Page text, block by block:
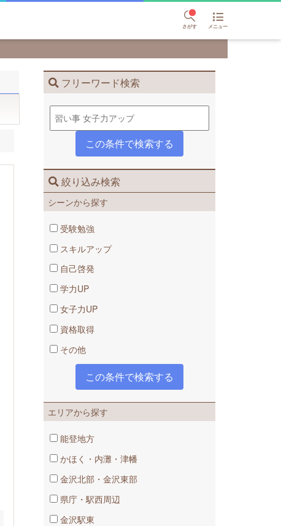
さがす メニュー
フリーワード検索
絞り込み検索
シーンから探す
受験勉強
スキルアップ
自己啓発
学力UP
女子力UP
資格取得
その他
エリアから探す
能登地方
かほく・内灘・津幡
金沢北部・金沢東部
県庁・駅西周辺
金沢駅東